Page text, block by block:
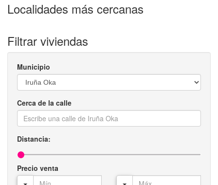
Localidades más cercanas
Filtrar viviendas
Municipio
Cerca de la calle
Distancia:
Precio venta